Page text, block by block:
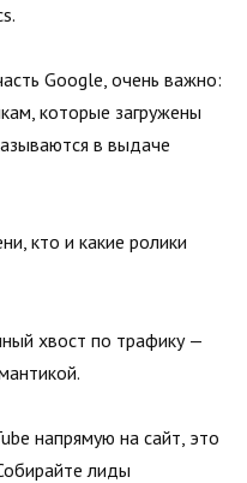
Google, очень важно:
которые загружены
в выдаче
кто и какие ролики
хвост по трафику —
напрямую на сайт, это
лиды